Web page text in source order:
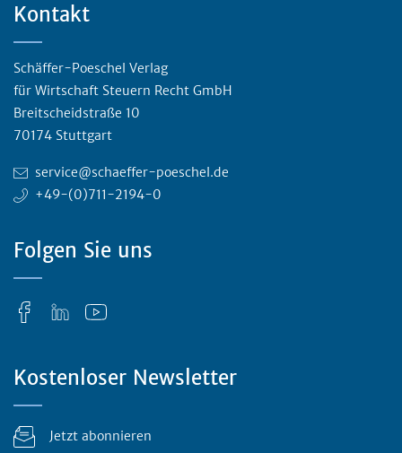
Kontakt
Schäffer-Poeschel Verlag
für Wirtschaft Steuern Recht GmbH
Breitscheidstraße 10
70174 Stuttgart
service@schaeffer-poeschel.de
+49-(0)711-2194-0
Folgen Sie uns
Kostenloser Newsletter
Jetzt abonnieren